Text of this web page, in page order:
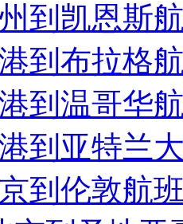
到凯恩斯
到布拉格
到温哥华
到亚特兰
到伦敦航